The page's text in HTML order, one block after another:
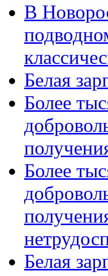
В
Белая
Более
Более
Белая